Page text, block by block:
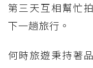
第三天互相幫忙
下一趟旅行。
何時旅遊秉持著